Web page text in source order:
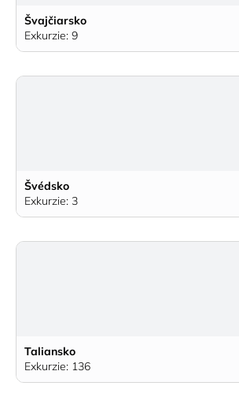
Švajčiarsko
Exkurzie: 9
Švédsko
Exkurzie: 3
Taliansko
Exkurzie: 136